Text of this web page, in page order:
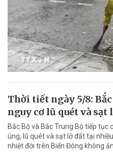
Thời tiết ngày 5/8:
nguy cơ lũ quét và sạt
Bắc Bộ và Bắc Trung Bộ tiếp tục
úng, lũ quét và sạt lở đất tại
nhiệt đới trên Biển Đông không